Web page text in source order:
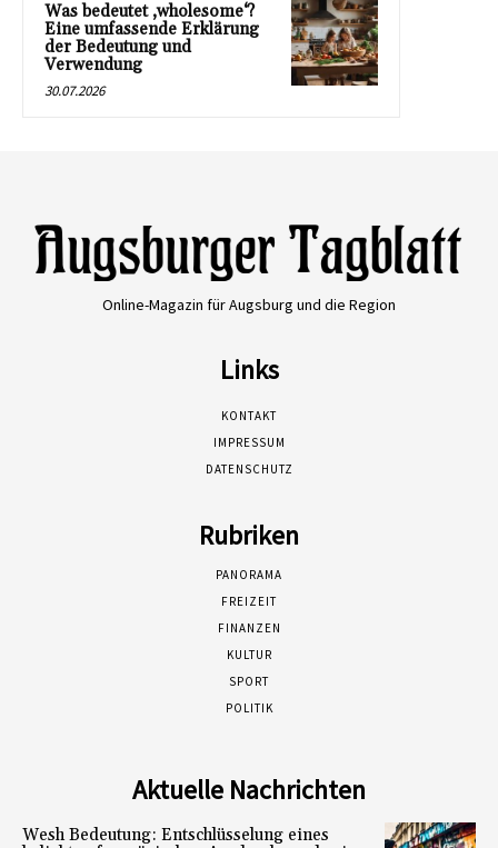
Was bedeutet ‚wholesome‘?
Eine umfassende Erklärung
der Bedeutung und
Verwendung
30.07.2026
Online-Magazin für Augsburg und die Region
Links
KONTAKT
IMPRESSUM
DATENSCHUTZ
Rubriken
PANORAMA
FREIZEIT
FINANZEN
KULTUR
SPORT
POLITIK
Aktuelle Nachrichten
Wesh Bedeutung: Entschlüsselung eines